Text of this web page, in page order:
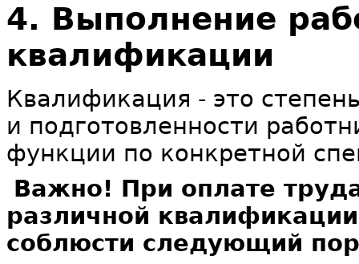
4. Выполнение
квалификации
Квалификация - это
и подготовленности
функции по конкретной
Важно! При оплате
различной
соблюсти следующий